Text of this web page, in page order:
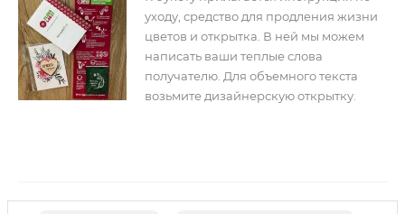
уходу, средство для продления жизни
цветов и открытка. В ней мы можем
написать ваши теплые слова
получателю. Для объемного текста
возьмите дизайнерскую открытку.